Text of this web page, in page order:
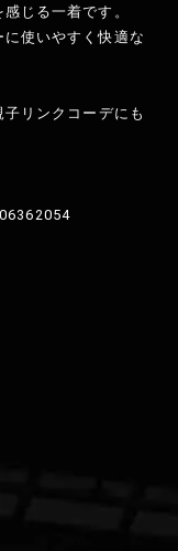
じる一着です。
使いやすく快適な
リンクコーデにも